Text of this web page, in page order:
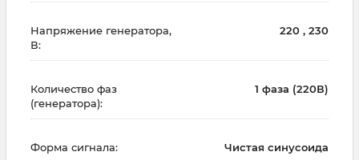
Напряжение генератора,
В:
220 , 230
Количество фаз
(генератора):
1 фаза (220В)
Форма сигнала: Чистая синусоида